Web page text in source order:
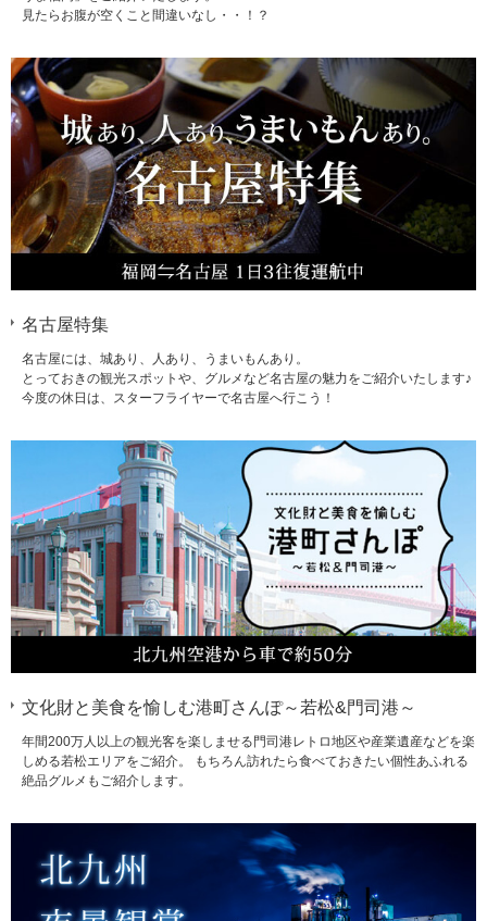
見たらお腹が空くこと間違いなし・・！？
名古屋特集
名古屋には、城あり、人あり、うまいもんあり。
とっておきの観光スポットや、グルメなど名古屋の魅力をご紹介いたします♪
今度の休日は、スターフライヤーで名古屋へ行こう！
文化財と美食を愉しむ港町さんぽ～若松&門司港～
年間200万人以上の観光客を楽しませる門司港レトロ地区や産業遺産などを楽
しめる若松エリアをご紹介。 もちろん訪れたら食べておきたい個性あふれる
絶品グルメもご紹介します。